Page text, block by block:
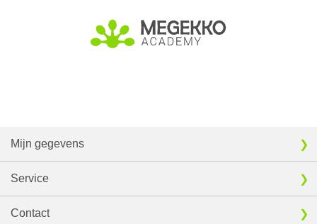
Mijn gegevens
Service
Contact